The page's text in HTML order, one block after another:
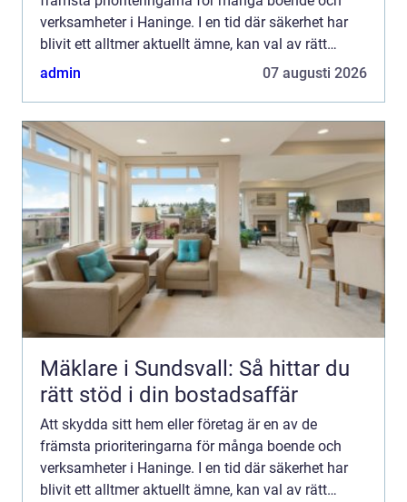
verksamheter i Haninge. I en tid där säkerhet har
blivit ett alltmer aktuellt ämne, kan val av rätt
säkerhe...
admin 07 augusti 2026
Mäklare i Sundsvall: Så hittar du
rätt stöd i din bostadsaffär
Att skydda sitt hem eller företag är en av de
främsta prioriteringarna för många boende och
verksamheter i Haninge. I en tid där säkerhet har
blivit ett alltmer aktuellt ämne, kan val av rätt